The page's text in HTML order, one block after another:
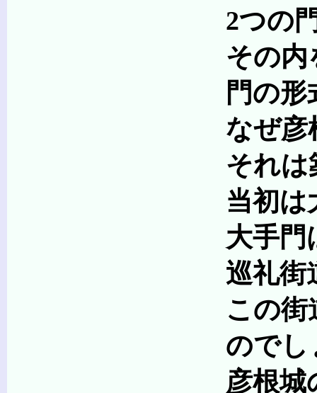
2つの門は、現在で
その内を鈎の手
門の形式としては
なぜ彦根城には2
それは築城20年間
当初は大手門
大手門は城の西に
巡礼街道は、築城
この街道沿いに安
のでしょ
彦根城の築城当初